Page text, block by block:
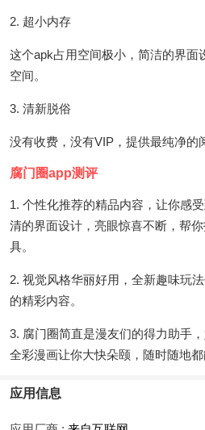
2. 超小内存
这个apk占用空间极小，简洁的界面
空间。
3. 清新脱俗
没有收费，没有VIP，提供最纯净的
腐门圈app测评
1. 个性化推荐的精品内容，让你感
清的界面设计，亮眼惊喜不断，帮
具。
2. 视觉风格华丽好用，全新趣味玩
的精彩内容。
3. 腐门圈简直是漫友们的得力助手
全彩漫画让你大快朵颐，随时随地都
应用信息